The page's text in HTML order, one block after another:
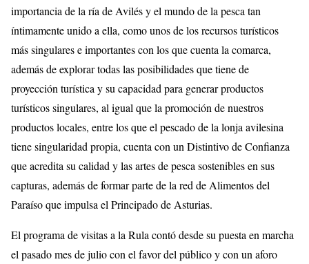
importancia de la ría de Avilés y el mundo de la pesca tan
íntimamente unido a ella, como unos de los recursos turísticos
más singulares e importantes con los que cuenta la comarca,
además de explorar todas las posibilidades que tiene de
proyección turística y su capacidad para generar productos
turísticos singulares, al igual que la promoción de nuestros
productos locales, entre los que el pescado de la lonja avilesina
tiene singularidad propia, cuenta con un Distintivo de Confianza
que acredita su calidad y las artes de pesca sostenibles en sus
capturas, además de formar parte de la red de Alimentos del
Paraíso que impulsa el Principado de Asturias.
El programa de visitas a la Rula contó desde su puesta en marcha
el pasado mes de julio con el favor del público y con un aforo